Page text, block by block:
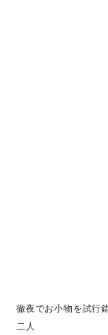
徹夜でお小物を試行
二人